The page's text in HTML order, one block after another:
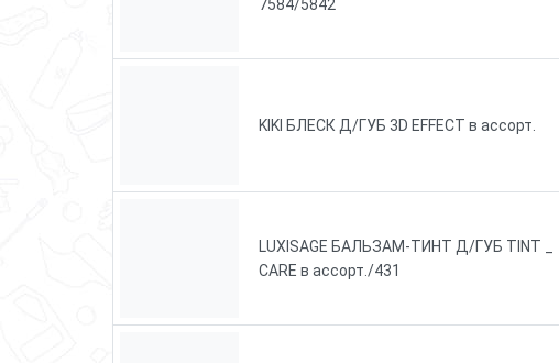
7584/5842
KIKI БЛЕСК Д/ГУБ 3D EFFECT в ассорт.
LUXISAGE БАЛЬЗАМ-ТИНТ Д/ГУБ TINT _
CARE в ассорт./431